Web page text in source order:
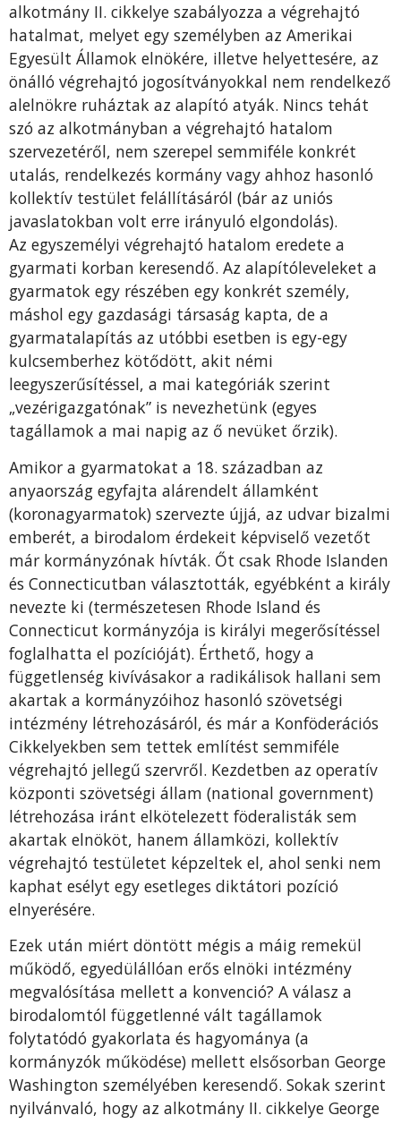
alkotmány II. cikkelye szabályozza a végrehajtó
hatalmat, melyet egy személyben az Amerikai
Egyesült Államok elnökére, illetve helyettesére, az
önálló végrehajtó jogosítványokkal nem rendelkező
alelnökre ruháztak az alapító atyák. Nincs tehát
szó az alkotmányban a végrehajtó hatalom
szervezetéről, nem szerepel semmiféle konkrét
utalás, rendelkezés kormány vagy ahhoz hasonló
kollektív testület felállításáról (bár az uniós
javaslatokban volt erre irányuló elgondolás).
Az egyszemélyi végrehajtó hatalom eredete a
gyarmati korban keresendő. Az alapítóleveleket a
gyarmatok egy részében egy konkrét személy,
máshol egy gazdasági társaság kapta, de a
gyarmatalapítás az utóbbi esetben is egy-egy
kulcsemberhez kötődött, akit némi
leegyszerűsítéssel, a mai kategóriák szerint
„vezérigazgatónak” is nevezhetünk (egyes
tagállamok a mai napig az ő nevüket őrzik).
Amikor a gyarmatokat a 18. században az
anyaország egyfajta alárendelt államként
(koronagyarmatok) szervezte újjá, az udvar bizalmi
emberét, a birodalom érdekeit képviselő vezetőt
már kormányzónak hívták. Őt csak Rhode Islanden
és Connecticutban választották, egyébként a király
nevezte ki (természetesen Rhode Island és
Connecticut kormányzója is királyi megerősítéssel
foglalhatta el pozícióját). Érthető, hogy a
függetlenség kivívásakor a radikálisok hallani sem
akartak a kormányzóihoz hasonló szövetségi
intézmény létrehozásáról, és már a Konföderációs
Cikkelyekben sem tettek említést semmiféle
végrehajtó jellegű szervről. Kezdetben az operatív
központi szövetségi állam (national government)
létrehozása iránt elkötelezett föderalisták sem
akartak elnököt, hanem államközi, kollektív
végrehajtó testületet képzeltek el, ahol senki nem
kaphat esélyt egy esetleges diktátori pozíció
elnyerésére.
Ezek után miért döntött mégis a máig remekül
működő, egyedülállóan erős elnöki intézmény
megvalósítása mellett a konvenció? A válasz a
birodalomtól függetlenné vált tagállamok
folytatódó gyakorlata és hagyománya (a
kormányzók működése) mellett elsősorban George
Washington személyében keresendő. Sokak szerint
nyilvánvaló, hogy az alkotmány II. cikkelye George